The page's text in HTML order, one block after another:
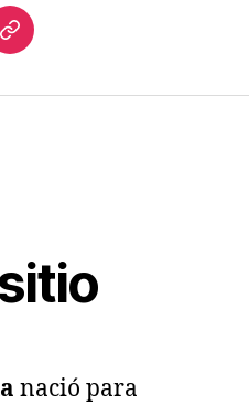
Biblioteca
de
nació para